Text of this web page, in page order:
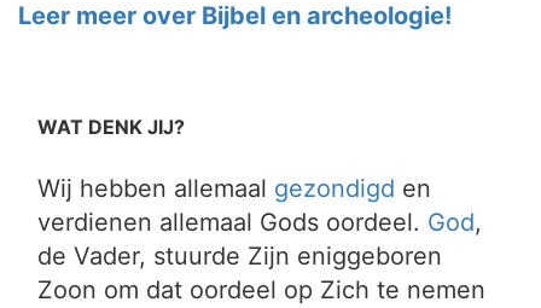
Leer meer over Bijbel en archeologie!
WAT DENK JIJ?
Wij hebben allemaal gezondigd en
verdienen allemaal Gods oordeel. God,
de Vader, stuurde Zijn eniggeboren
Zoon om dat oordeel op Zich te nemen